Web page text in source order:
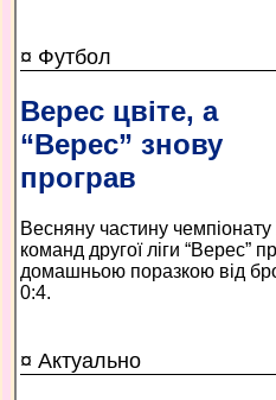
¤ Футбол
Верес цвіте, а
“Верес” знову
програв
Весняну частину
команд другої ліги “Верес”
домашньою поразкою від
0:4.
¤ Актуально